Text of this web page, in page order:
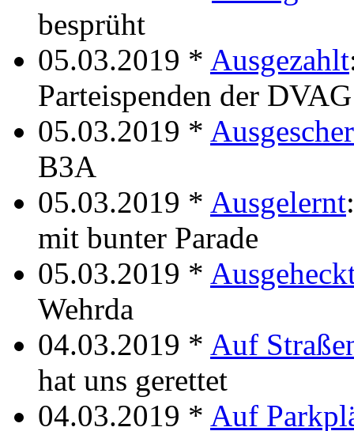
besprüht
05.03.2019 * Ausgezahlt
Parteispenden der DVAG
05.03.2019 *
B3A
05.03.2019 * Ausgelernt
mit bunter Parade
05.03.2019 *
Wehrda
04.03.2019 * Auf
hat uns gerettet
04.03.2019 * Auf